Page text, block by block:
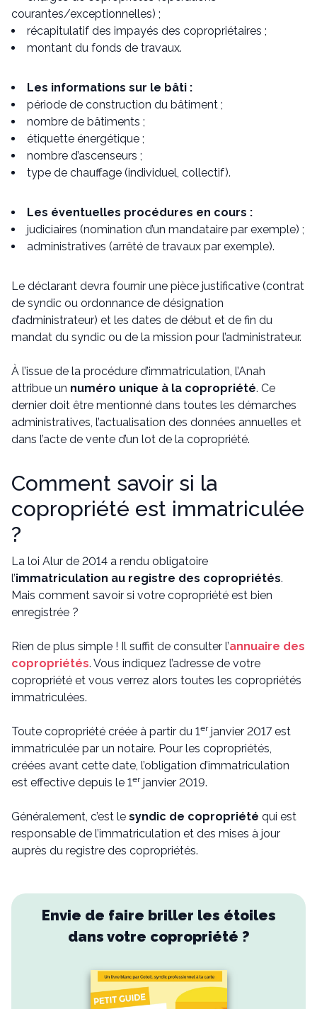
courantes/exceptionnelles) ;
récapitulatif des impayés des copropriétaires ;
montant du fonds de travaux.
Les informations sur le bâti :
période de construction du bâtiment ;
nombre de bâtiments ;
étiquette énergétique ;
nombre d’ascenseurs ;
type de chauffage (individuel, collectif).
Les éventuelles procédures en cours :
judiciaires (nomination d’un mandataire par exemple) ;
administratives (arrêté de travaux par exemple).
Le déclarant devra fournir une pièce justificative (contrat
de syndic ou ordonnance de désignation
d’administrateur) et les dates de début et de fin du
mandat du syndic ou de la mission pour l’administrateur.
À l’issue de la procédure d’immatriculation, l’Anah
attribue un numéro unique à la copropriété. Ce
dernier doit être mentionné dans toutes les démarches
administratives, l’actualisation des données annuelles et
dans l’acte de vente d’un lot de la copropriété.
Comment savoir si la
copropriété est immatriculée
?
La loi Alur de 2014 a rendu obligatoire
l’immatriculation au registre des copropriétés.
Mais comment savoir si votre copropriété est bien
enregistrée ?
Rien de plus simple ! Il suffit de consulter l’annuaire des
copropriétés. Vous indiquez l’adresse de votre
copropriété et vous verrez alors toutes les copropriétés
immatriculées.
Toute copropriété créée à partir du 1erjanvier 2017 est
immatriculée par un notaire. Pour les copropriétés,
créées avant cette date, l’obligation d’immatriculation
est effective depuis le 1erjanvier 2019.
Généralement, c’est le syndic de copropriété qui est
responsable de l’immatriculation et des mises à jour
auprès du registre des copropriétés.
Envie de faire briller les étoiles
dans votre copropriété ?